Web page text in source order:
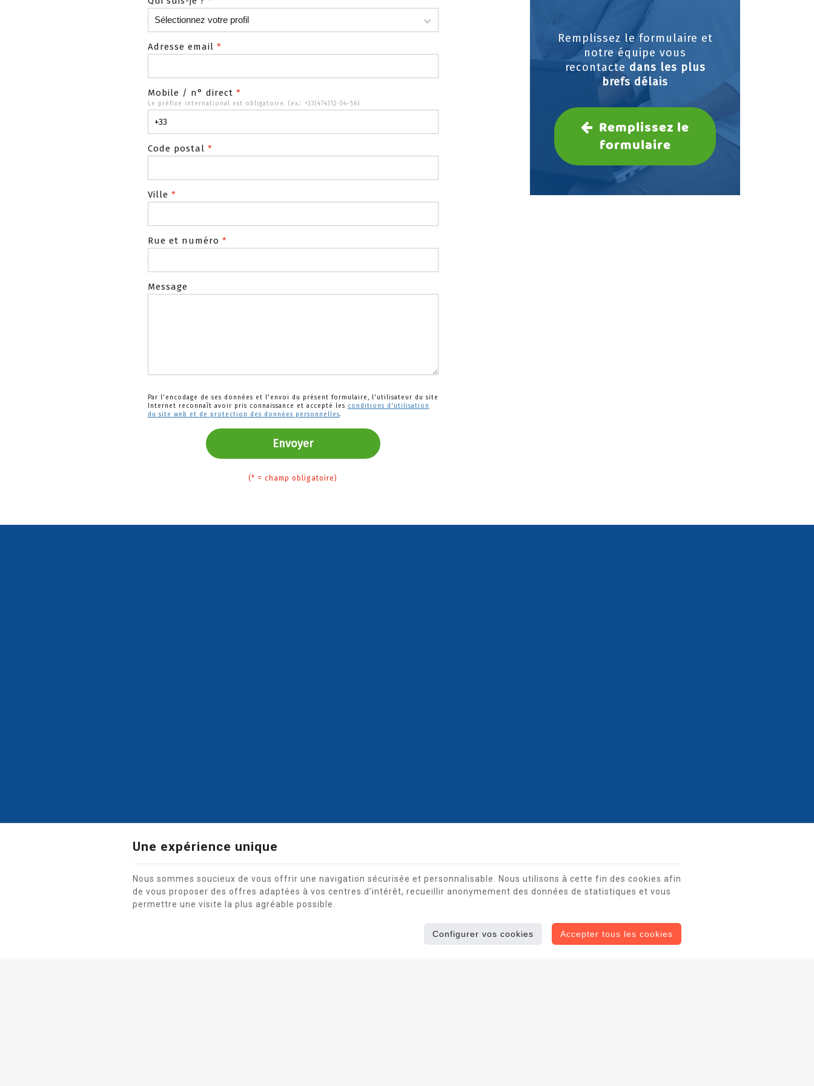
Adresse email *
Mobile / n° direct *
Le préfixe international est obligatoire. (ex.: +33(474)12-34-56)
Code postal *
Ville *
Rue et numéro *
Message
Par l'encodage de ses données et l'envoi du présent formulaire, l'utilisateur du site
Internet reconnaît avoir pris connaissance et accepté les conditions d'utilisation
du site web et de protection des données personnelles.
Envoyer
(* = champ obligatoire)
Remplissez le formulaire et
notre équipe vous
recontacte dans les plus
brefs délais
Remplissez le
formulaire
Une expérience unique
Nous sommes soucieux de vous offrir une navigation sécurisée et personnalisable. Nous utilisons à cette fin des cookies afin
de vous proposer des offres adaptées à vos centres d’intérêt, recueillir anonymement des données de statistiques et vous
permettre une visite la plus agréable possible.
Configurer vos cookies Accepter tous les cookies